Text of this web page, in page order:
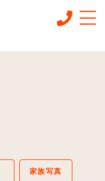
家族写真